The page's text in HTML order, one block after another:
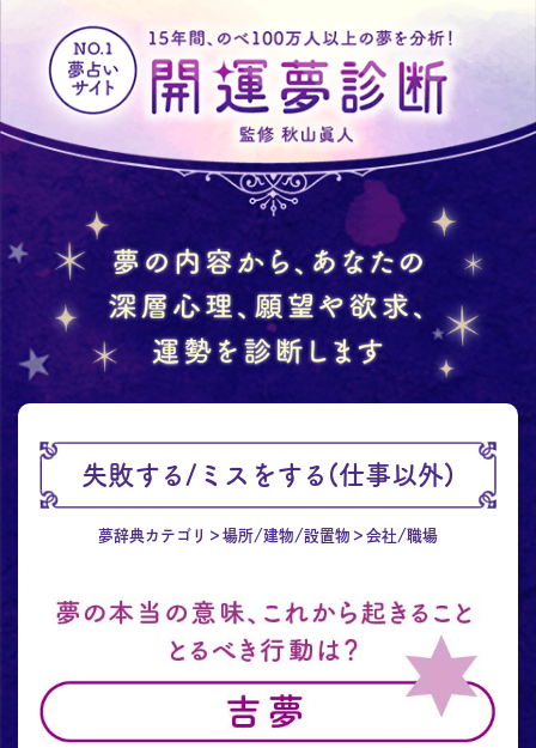
失敗する/ミスをする(仕事以外)
夢辞典カテゴリ 場所/建物/設置物 会社/職場